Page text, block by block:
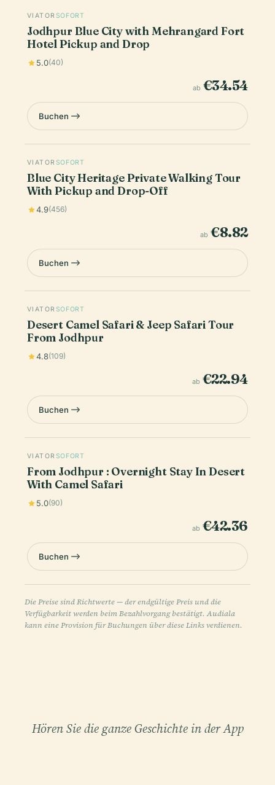
VIATOR SOFORT
Jodhpur Blue City with Mehrangard Fort
Hotel Pickup and Drop
5.0(40)
ab €34.54
Buchen
VIATOR SOFORT
Blue City Heritage Private Walking Tour
With Pickup and Drop-Off
4.9(456)
ab €8.82
Buchen
VIATOR SOFORT
Desert Camel Safari & Jeep Safari Tour
From Jodhpur
4.8(109)
ab €22.94
Buchen
VIATOR SOFORT
From Jodhpur : Overnight Stay In Desert
With Camel Safari
5.0(90)
ab €42.36
Buchen
Die Preise sind Richtwerte — der endgültige Preis und die
Verfügbarkeit werden beim Bezahlvorgang bestätigt. Audiala
kann eine Provision für Buchungen über diese Links verdienen.
Hören Sie die ganze Geschichte in der App